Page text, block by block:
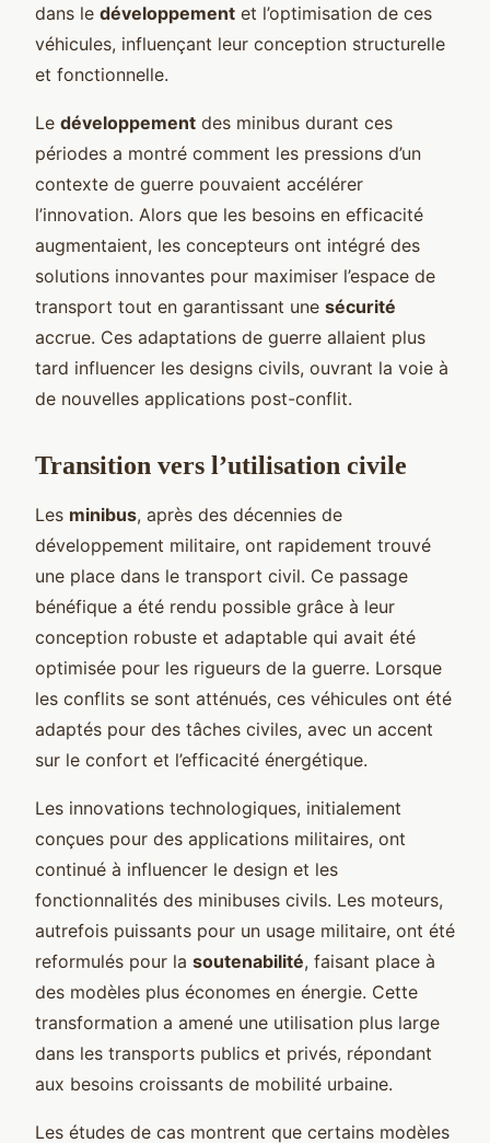
dans le développement et l’optimisation de ces
véhicules, influençant leur conception structurelle
et fonctionnelle.
Le développement des minibus durant ces
périodes a montré comment les pressions d’un
contexte de guerre pouvaient accélérer
l’innovation. Alors que les besoins en efficacité
augmentaient, les concepteurs ont intégré des
solutions innovantes pour maximiser l’espace de
transport tout en garantissant une sécurité
accrue. Ces adaptations de guerre allaient plus
tard influencer les designs civils, ouvrant la voie à
de nouvelles applications post-conflit.
Transition vers l’utilisation civile
Les minibus, après des décennies de
développement militaire, ont rapidement trouvé
une place dans le transport civil. Ce passage
bénéfique a été rendu possible grâce à leur
conception robuste et adaptable qui avait été
optimisée pour les rigueurs de la guerre. Lorsque
les conflits se sont atténués, ces véhicules ont été
adaptés pour des tâches civiles, avec un accent
sur le confort et l’efficacité énergétique.
Les innovations technologiques, initialement
conçues pour des applications militaires, ont
continué à influencer le design et les
fonctionnalités des minibuses civils. Les moteurs,
autrefois puissants pour un usage militaire, ont été
reformulés pour la soutenabilité, faisant place à
des modèles plus économes en énergie. Cette
transformation a amené une utilisation plus large
dans les transports publics et privés, répondant
aux besoins croissants de mobilité urbaine.
Les études de cas montrent que certains modèles